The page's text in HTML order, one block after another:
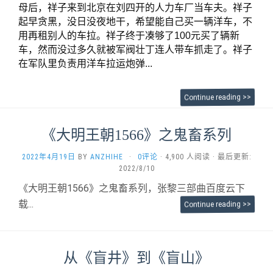
母后，祥子来到北京在刘四开的人力车厂当车夫。祥子
起早贪黑，没日没夜地干，希望能自己买一辆洋车，不
用再租别人的车拉。祥子终于凑够了100元买了辆新
车，然而没过多久就被军阀壮丁连人带车抓走了。祥子
在军队里负责用洋车拉运炮弹...
Continue reading >>
《大明王朝1566》之鬼畜系列
2022年4月19日 BY ANZHIHE · 0评论 · 4,900 人阅读 · 最后更新:
2022/8/10
《大明王朝1566》之鬼畜系列，张黎三部曲百度云下
载...
Continue reading >>
从《盲井》到《盲山》